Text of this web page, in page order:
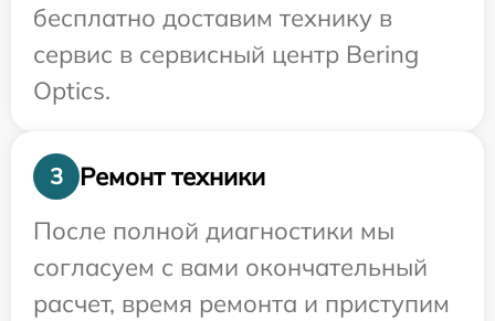
бесплатно доставим технику в
сервис в сервисный центр Bering
Optics.
3
Ремонт техники
После полной диагностики мы
согласуем с вами окончательный
расчет, время ремонта и приступим